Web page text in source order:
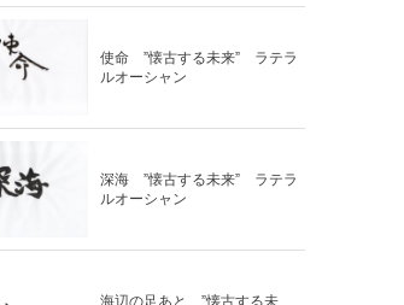
使命 ”懐古する未来” ラテラ
ルオーシャン
深海 ”懐古する未来” ラテラ
ルオーシャン
海辺の足あと ”懐古する未